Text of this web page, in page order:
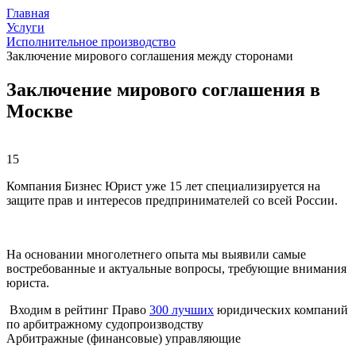
Главная
Услуги
Исполнительное производство
Заключение мирового соглашения между сторонами
Заключение мирового соглашения в
Москве
15
Компания Бизнес Юрист уже 15 лет специализируется на
защите прав и интересов предпринимателей со всей России.
На основании многолетнего опыта мы выявили самые
востребованные и актуальные вопросы, требующие внимания
юриста.
Входим в рейтинг Право 300 лучших юридических компаний
по арбитражному судопроизводству
Арбитражные (финансовые) управляющие